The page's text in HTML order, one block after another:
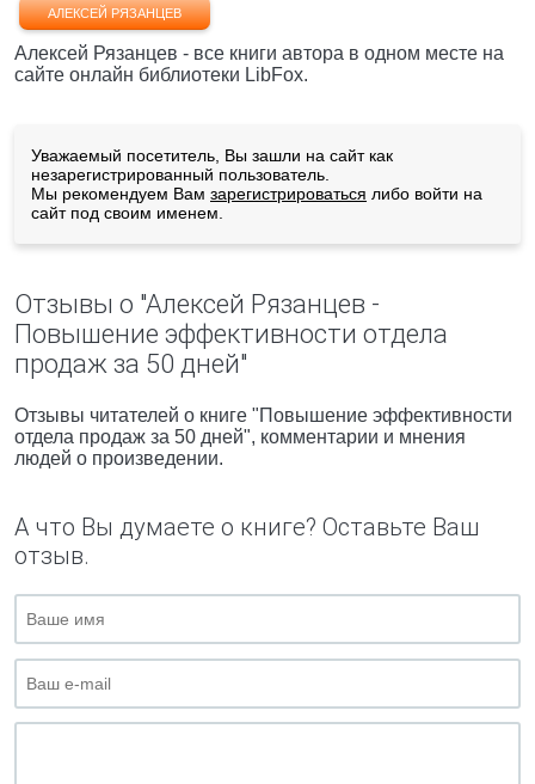
АЛЕКСЕЙ РЯЗАНЦЕВ
Алексей Рязанцев - все книги автора в одном месте на
сайте онлайн библиотеки LibFox.
Уважаемый посетитель, Вы зашли на сайт как
незарегистрированный пользователь.
Мы рекомендуем Вам зарегистрироваться либо войти на
сайт под своим именем.
Отзывы о "Алексей Рязанцев -
Повышение эффективности отдела
продаж за 50 дней"
Отзывы читателей о книге "Повышение эффективности
отдела продаж за 50 дней", комментарии и мнения
людей о произведении.
А что Вы думаете о книге? Оставьте Ваш
отзыв.